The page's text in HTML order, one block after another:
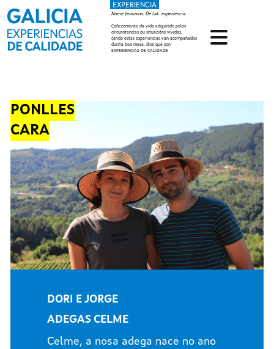
Ir o contido principal
EXPERIENCIA
Nome feminino. De lat. experiencia.
Coñecemento da vida adquirido polas
circunstancias ou situacións vividas,
cando estas experiencias van acompañadas
dunha boa mesa, dise que son
EXPERIENCIAS DE CALIDADE
PONLLES
CARA
DORI E JORGE
ADEGAS CELME
Celme, a nosa adega nace no ano